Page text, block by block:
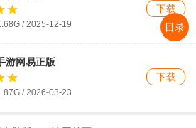
/ 2025-12-19
下载
游网易正版
/ 2026-03-23
下载
目录